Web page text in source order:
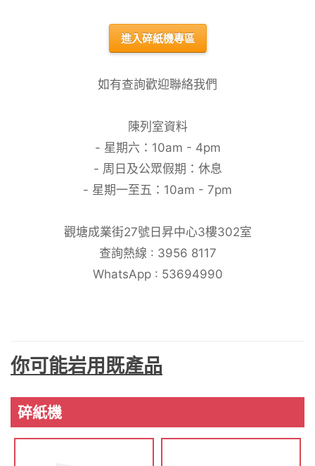
進入碎紙機專區
如有查詢歡迎聯絡我們
陳列室資料
- 星期六：10am - 4pm
- 周日及公眾假期：休息
- 星期一至五：10am - 7pm
觀塘成業街27號日昇中心3樓302室
查詢熱線 : 3956 8117
WhatsApp : 53694990
你可能岩用既產品
碎紙機